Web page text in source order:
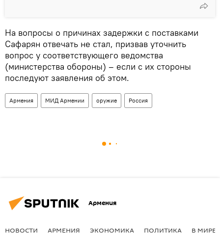
На вопросы о причинах задержки с поставками
Сафарян отвечать не стал, призвав уточнить
вопрос у соответствующего ведомства
(министерства обороны) – если с их стороны
последуют заявления об этом.
Армения МИД Армении оружие Россия
Армения
НОВОСТИ АРМЕНИЯ ЭКОНОМИКА ПОЛИТИКА В МИРЕ